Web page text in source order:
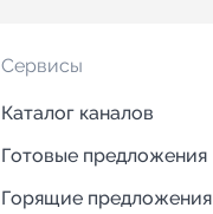
Сервисы
Каталог каналов
Готовые предложения
Горящие предложения